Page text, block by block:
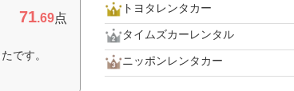
71.69点
です。
トヨタレンタカー
タイムズカーレンタル
ニッポンレンタカー